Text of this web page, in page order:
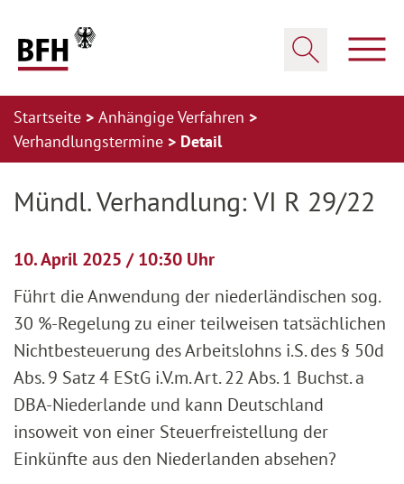
Startseite
Anhängige Verfahren
Verhandlungstermine
Detail
Mündl. Verhandlung: VI R 29/22
10. April 2025 / 10:30 Uhr
Führt die Anwendung der niederländischen sog.
30 %-Regelung zu einer teilweisen tatsächlichen
Nichtbesteuerung des Arbeitslohns i.S. des § 50d
Abs. 9 Satz 4 EStG i.V.m. Art. 22 Abs. 1 Buchst. a
DBA-Niederlande und kann Deutschland
insoweit von einer Steuerfreistellung der
Einkünfte aus den Niederlanden absehen?